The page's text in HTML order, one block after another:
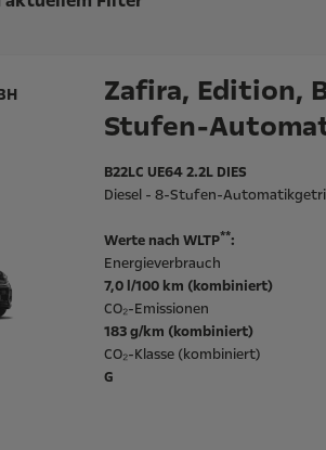
Zafira, Edition,
Stufen-
B22LC UE64 2.2L DIES
Diesel - 8-Stufen-
Werte nach WLTP**:
Energieverbrauch
7,0 l/100 km (kombiniert)
CO₂-Emissionen
183 g/km (kombiniert)
CO₂-Klasse (kombiniert)
G